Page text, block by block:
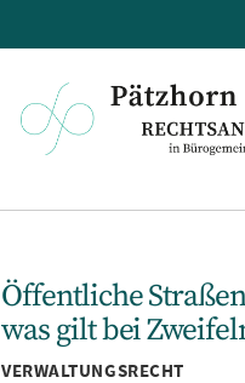
Zunft
Öffentliche
was gilt bei
Kategorien
VERWALTUNGSRECHT